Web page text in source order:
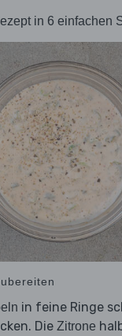
in 6 einfachen
in feine Ringe
Die Zitrone